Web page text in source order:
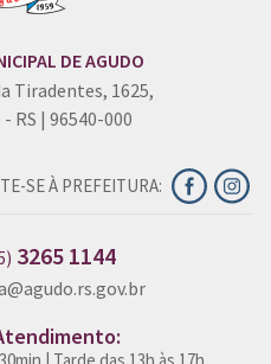
DE AGUDO
Tiradentes, 1625,
RS | 96540-000
SE À PREFEITURA:
3265 1144